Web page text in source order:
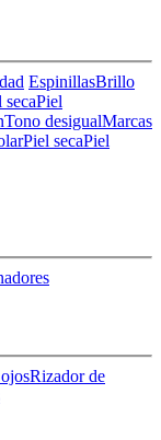
EspinillasBrillo
secaPiel
Tono desigualMarcas
Piel secaPiel
Rizador de